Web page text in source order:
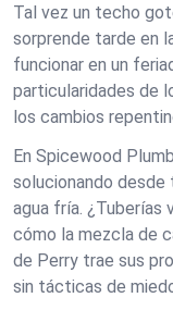
Tal vez un techo
sorprende tarde en
funcionar en un
particularidades de
los cambios
En Spicewood
solucionando
agua fría. ¿Tuberías
cómo la mezcla de
de Perry trae sus
sin tácticas de